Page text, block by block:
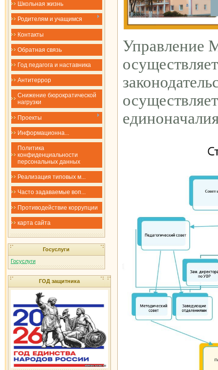
Школьная жизнь
Родителям и учащимся
Контакты
Обратная связь
Год педагога и наставника
Антитеррор
Снижение бюрократической
нагрузки
Проекты
​​​​​​​Информационна...
Политика
конфиденциальности
персональных данных
Реализация типовых м...
Часто задаваемые воп...
Противодействие коррупции
карта сайта
Госуслуги
Госуслуги
ГОД защитника